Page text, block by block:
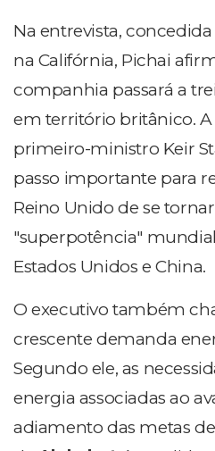
Na entrevista,
na Califórnia, Pichai
companhia passará a
em território britânico. A
primeiro-ministro Keir
passo importante para
Reino Unido de se
"superpotência"
Estados Unidos e China.
O executivo também
crescente demanda
Segundo ele, as
energia associadas ao
adiamento das metas